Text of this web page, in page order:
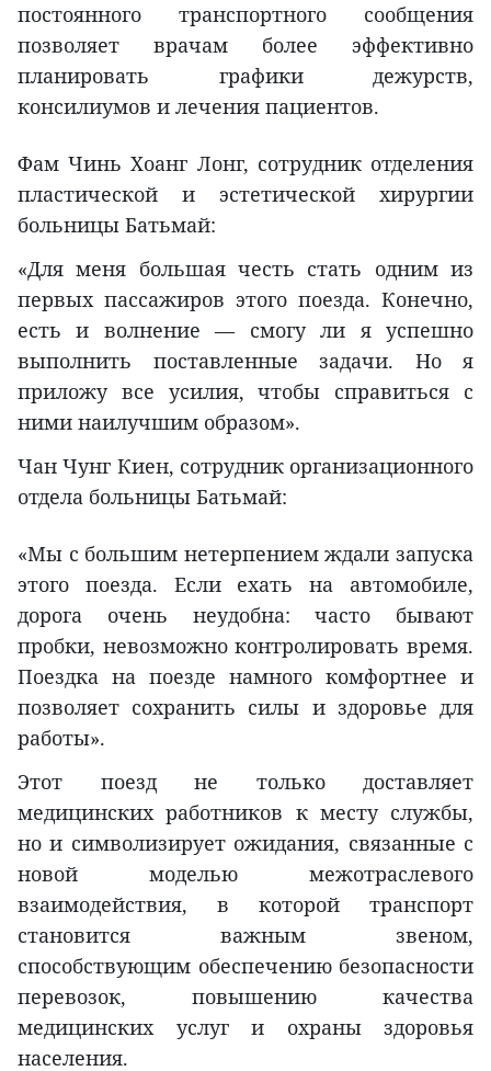
постоянного транспортного сообщения
позволяет врачам более эффективно
планировать графики дежурств,
консилиумов и лечения пациентов.
Фам Чинь Хоанг Лонг, сотрудник отделения
пластической и эстетической хирургии
больницы Батьмай:
«Для меня большая честь стать одним из
первых пассажиров этого поезда. Конечно,
есть и волнение — смогу ли я успешно
выполнить поставленные задачи. Но я
приложу все усилия, чтобы справиться с
ними наилучшим образом».
Чан Чунг Киен, сотрудник организационного
отдела больницы Батьмай:
«Мы с большим нетерпением ждали запуска
этого поезда. Если ехать на автомобиле,
дорога очень неудобна: часто бывают
пробки, невозможно контролировать время.
Поездка на поезде намного комфортнее и
позволяет сохранить силы и здоровье для
работы».
Этот поезд не только доставляет
медицинских работников к месту службы,
но и символизирует ожидания, связанные с
новой моделью межотраслевого
взаимодействия, в которой транспорт
становится важным звеном,
способствующим обеспечению безопасности
перевозок, повышению качества
медицинских услуг и охраны здоровья
населения.